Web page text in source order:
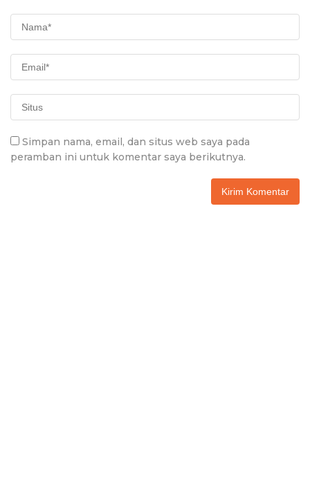
Simpan nama, email, dan situs web saya pada
peramban ini untuk komentar saya berikutnya.